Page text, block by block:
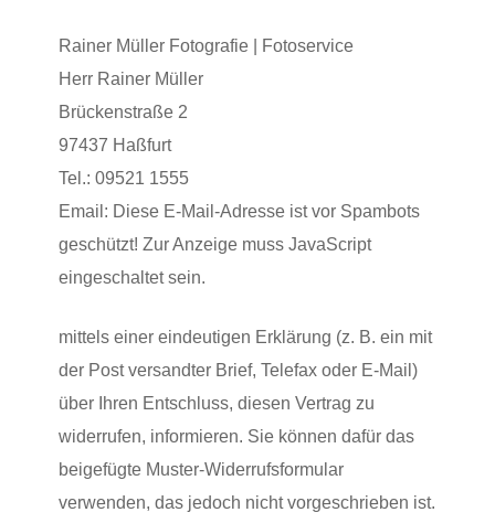
Rainer Müller Fotografie | Fotoservice
Herr Rainer Müller
Brückenstraße 2
97437 Haßfurt
Tel.: 09521 1555
Email: Diese E-Mail-Adresse ist vor Spambots
geschützt! Zur Anzeige muss JavaScript
eingeschaltet sein.
mittels einer eindeutigen Erklärung (z. B. ein mit
der Post versandter Brief, Telefax oder E-Mail)
über Ihren Entschluss, diesen Vertrag zu
widerrufen, informieren. Sie können dafür das
beigefügte Muster-Widerrufsformular
verwenden, das jedoch nicht vorgeschrieben ist.